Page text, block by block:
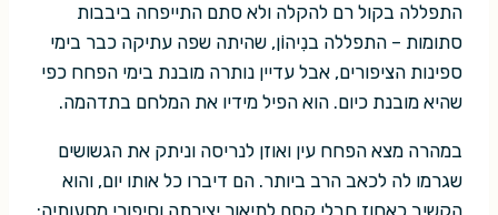
התפללה בקול רם להקלה ולא סתם התייפחה ביבבות
סתומות – התפללה בנִיהוֹן, שהיתה שפה עתיקה כבר בימי
ספינות הציפורים, אבל עדיין נותרה מובנת בימי הפחח כפי
שהיא מובנת כיום. הוא הפיל מידיו את המלחם בתדהמה.
במהרה מצא הפחח עין ואוזן לנריסה וניתק את הגשושים
שגרמו לה לכאב הרב ביותר. הם דיברו כל אותו יום, והוא